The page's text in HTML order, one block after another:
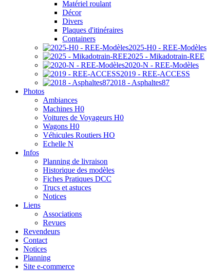
Matériel roulant
Décor
Divers
Plaques d'itinéraires
Containers
2025-H0 - REE-Modèles
2025 - Mikadotrain-REE
2020-N - REE-Modèles
2019 - REE-ACCESS
2018 - Asphaltes87
Photos
Ambiances
Machines H0
Voitures de Voyageurs H0
Wagons H0
Véhicules Routiers HO
Echelle N
Infos
Planning de livraison
Historique des modèles
Fiches Pratiques DCC
Trucs et astuces
Notices
Liens
Associations
Revues
Revendeurs
Contact
Notices
Planning
Site e-commerce